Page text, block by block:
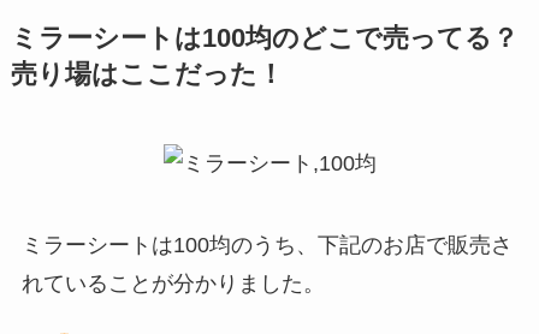
ミラーシート は100均のどこで売ってる？
売り場はここだった！
ミラーシートは100均のうち、下記のお店で販売さ
れていることが分かりました。